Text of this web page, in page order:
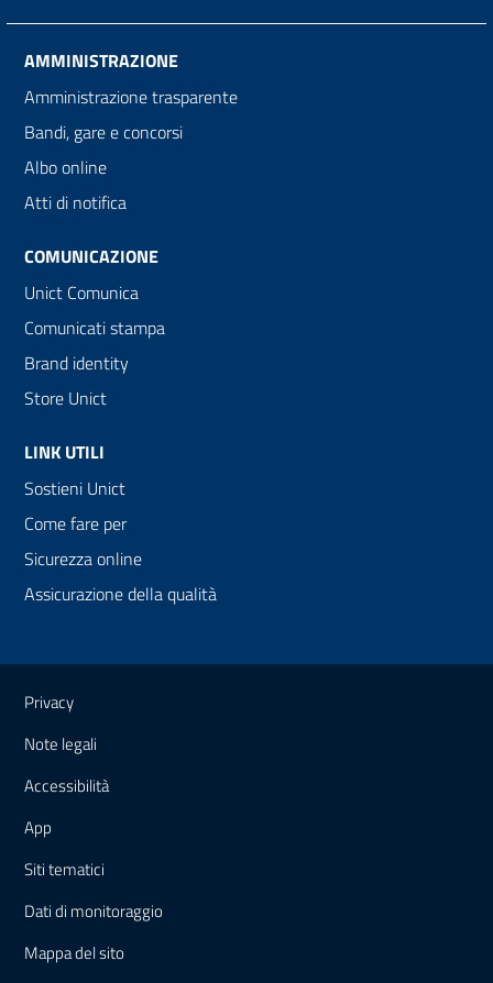
AMMINISTRAZIONE
Amministrazione trasparente
Bandi, gare e concorsi
Albo online
Atti di notifica
COMUNICAZIONE
Unict Comunica
Comunicati stampa
Brand identity
Store Unict
LINK UTILI
Sostieni Unict
Come fare per
Sicurezza online
Assicurazione della qualità
Link e informazioni utili
Privacy
Note legali
Accessibilità
App
Siti tematici
Dati di monitoraggio
Mappadel sito